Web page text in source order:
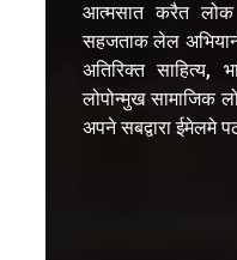
आत्मसात करैत लोक
सहजताक लेल
अतिरिक्त साहित्य,
लोपोन्मुख सामाजिक
अपने सबद्वारा ईमेलमे